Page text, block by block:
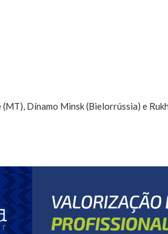
Dínamo Minsk (Bielorrússia) e